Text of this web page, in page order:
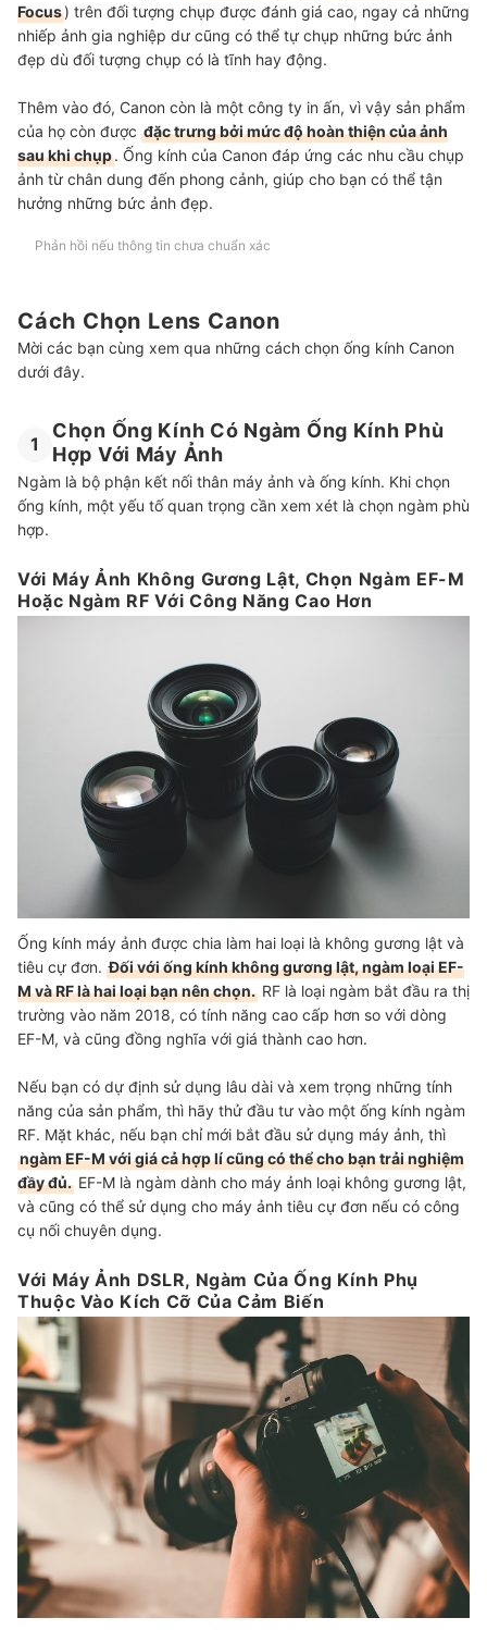
Focus) trên đối tượng chụp được đánh giá cao, ngay cả những
nhiếp ảnh gia nghiệp dư cũng có thể tự chụp những bức ảnh
đẹp dù đối tượng chụp có là tĩnh hay động.
Thêm vào đó, Canon còn là một công ty in ấn, vì vậy sản phẩm
của họ còn được đặc trưng bởi mức độ hoàn thiện của ảnh
sau khi chụp. Ống kính của Canon đáp ứng các nhu cầu chụp
ảnh từ chân dung đến phong cảnh, giúp cho bạn có thể tận
hưởng những bức ảnh đẹp.
Phản hồi nếu thông tin chưa chuẩn xác
Cách Chọn Lens Canon
Mời các bạn cùng xem qua những cách chọn ống kính Canon
dưới đây.
1
Chọn Ống Kính Có Ngàm Ống Kính Phù
Hợp Với Máy Ảnh
Ngàm là bộ phận kết nối thân máy ảnh và ống kính. Khi chọn
ống kính, một yếu tố quan trọng cần xem xét là chọn ngàm phù
hợp.
Với Máy Ảnh Không Gương Lật, Chọn Ngàm EF-M
Hoặc Ngàm RF Với Công Năng Cao Hơn
Ống kính máy ảnh được chia làm hai loại là không gương lật và
tiêu cự đơn. Đối với ống kính không gương lật, ngàm loại EF-
M và RF là hai loại bạn nên chọn. RF là loại ngàm bắt đầu ra thị
trường vào năm 2018, có tính năng cao cấp hơn so với dòng
EF-M, và cũng đồng nghĩa với giá thành cao hơn.
Nếu bạn có dự định sử dụng lâu dài và xem trọng những tính
năng của sản phẩm, thì hãy thử đầu tư vào một ống kính ngàm
RF. Mặt khác, nếu bạn chỉ mới bắt đầu sử dụng máy ảnh, thì
ngàm EF-M với giá cả hợp lí cũng có thể cho bạn trải nghiệm
đầy đủ. EF-M là ngàm dành cho máy ảnh loại không gương lật,
và cũng có thể sử dụng cho máy ảnh tiêu cự đơn nếu có công
cụ nối chuyên dụng.
Với Máy Ảnh DSLR, Ngàm Của Ống Kính Phụ
Thuộc Vào Kích Cỡ Của Cảm Biến